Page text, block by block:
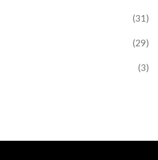
(31)
(29)
(3)